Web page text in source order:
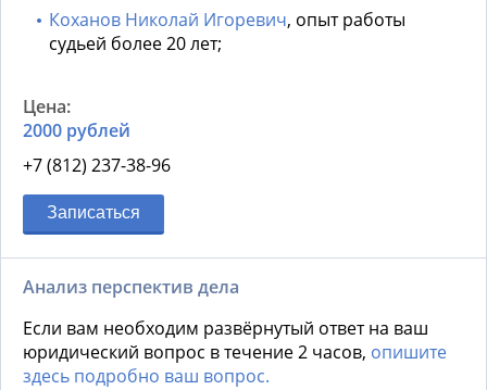
Коханов Николай Игоревич, опыт работы
судьей более 20 лет;
2000 рублей
+7 (812) 237-38-96
Записаться
Анализ перспектив дела
Если вам необходим развёрнутый ответ на ваш
юридический вопрос в течение 2 часов, опишите
здесь подробно ваш вопрос.